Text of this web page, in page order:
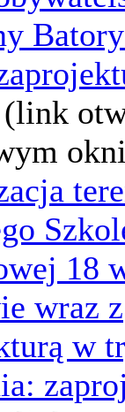
(link
18
wraz z
w